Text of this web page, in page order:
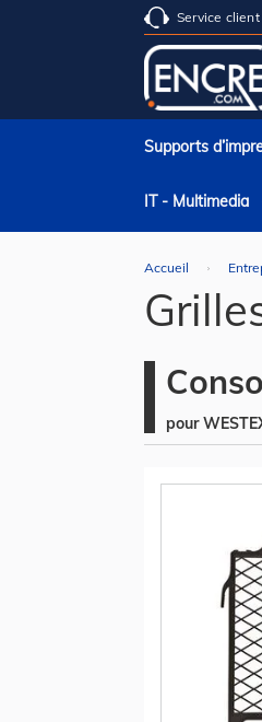
Service
Supports
IT - Multimedia
Accueil
pour